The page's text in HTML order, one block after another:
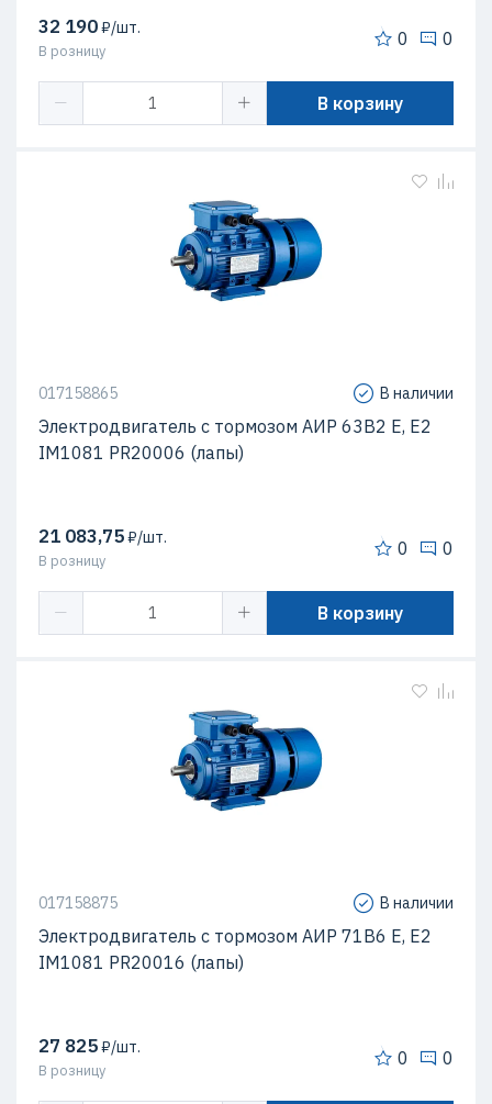
32 190₽/шт.
В розницу
0 0
В корзину
017158865 В наличии
Электродвигатель с тормозом АИР 63В2 Е, Е2
IM1081 PR20006 (лапы)
21 083,75₽/шт.
В розницу
0 0
В корзину
017158875 В наличии
Электродвигатель с тормозом АИР 71В6 Е, Е2
IM1081 PR20016 (лапы)
27 825₽/шт.
В розницу
0 0